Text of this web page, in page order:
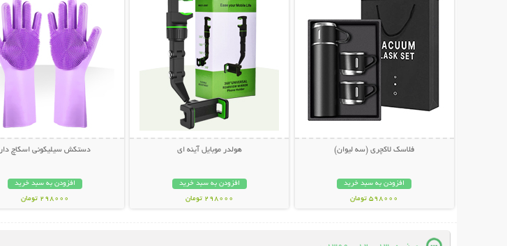
فلاسک لاکچری (سه لیوان)
افزودن به سبد خرید
598000 تومان
هولدر موبایل آینه ای
افزودن به سبد خرید
298000 تومان
دستکش سیلیکونی اسکاچ دار
افزودن به سبد خرید
298000 تومان